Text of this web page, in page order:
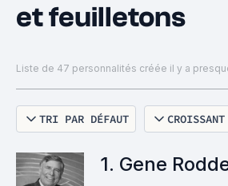
et feuilletons
Liste de 47 personnalités créée il y a
TRI PAR DÉFAUT CROISSANT
1. Gene